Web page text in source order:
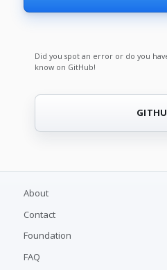
Did you spot an error or do you
know on GitHub!
About
Contact
Foundation
FAQ